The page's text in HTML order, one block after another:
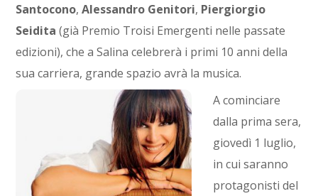
Santocono,Alessandro Genitori, Piergiorgio
Seidita (già Premio Troisi Emergenti nelle passate
edizioni), che a Salina celebrerà i primi 10 anni della
sua carriera, grande spazio avrà la musica.
A cominciare
dalla prima sera,
giovedì 1 luglio,
in cui saranno
protagonisti del